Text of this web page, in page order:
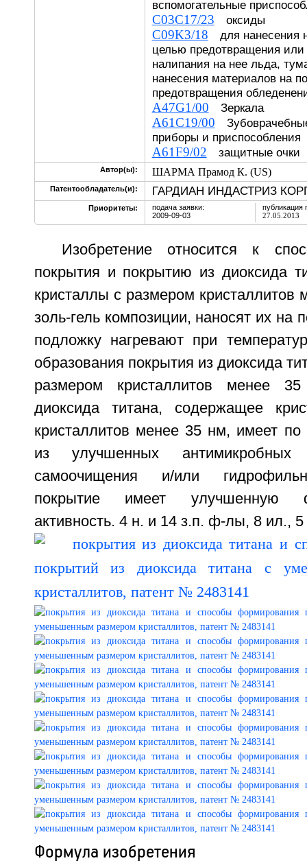
вспомогательные
C03C17/23 оксиды
C09K3/18 для нанесения
целью предотвращения
налипания на нее льда,
нанесения материалов на
предотвращения
A47G1/00 Зеркала
A61C19/00
приборы и приспособления
A61F9/02 защитные
Автор(ы): ШАРМА Прамод К. (US)
Патентообладатель(и): ГАРДИАН ИНДАСТРИЗ
Приоритеты:
подача заявки:
2009-09-03
публикация
27.05.2013
Изобретение относится к
покрытия и покрытию из диоксида
кристаллы с размером кристаллитов
золь-гель композиции, наносят их на
подложку нагревают при
образования покрытия из диоксида
размером кристаллитов менее
диоксида титана, содержащее
кристаллитов менее 35 нм, имеет
из улучшенных антимикробных
самоочищения и/или
покрытие имеет улучшенную
активность. 4 н. и 14 з.п. ф-лы, 8 ил., 5
Формула изобретения